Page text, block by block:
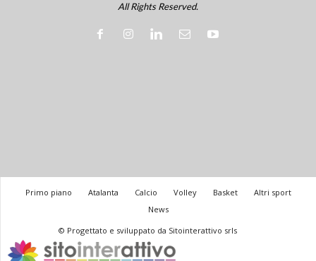
All Rights Reserved.
Primo piano Atalanta Calcio Volley Basket
Altri sport
News
© Progettato e sviluppato da Sitointerattivo srls